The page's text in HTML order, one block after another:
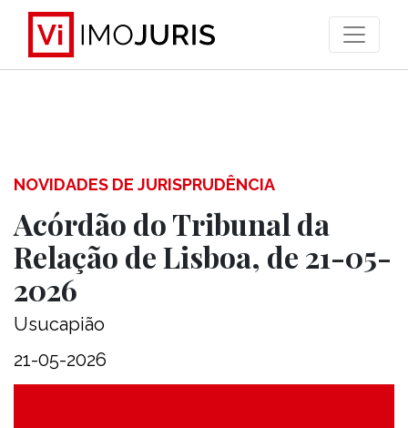
>
NOVIDADES DE JURISPRUDÊNCIA
Acórdão do Tribunal da
Relação de Lisboa, de 21-05-
2026
Usucapião
21-05-2026